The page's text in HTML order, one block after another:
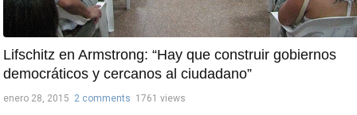
Lifschitz en Armstrong: “Hay que construir gobiernos
democráticos y cercanos al ciudadano”
enero 28, 2015 2 comments 1761 views